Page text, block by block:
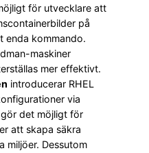
för utvecklare att
på
enda kommando.
maskiner
mer effektivt.
introducerar RHEL
via
det möjligt för
att skapa säkra
miljöer. Dessutom